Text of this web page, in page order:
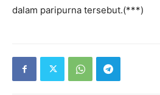
dalam paripurna tersebut.(***)